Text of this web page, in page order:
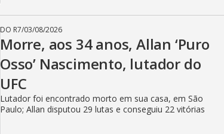
DO R7/03/08/2026
Morre, aos 34 anos, Allan ‘Puro
Osso’ Nascimento, lutador do
UFC
Lutador foi encontrado morto em sua casa, em São
Paulo; Allan disputou 29 lutas e conseguiu 22 vitórias